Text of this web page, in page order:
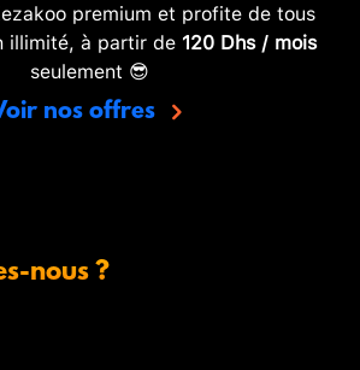
premium et profite de tous
illimité, à partir de 120 Dhs / mois
seulement 😎
nos offres
nous ?